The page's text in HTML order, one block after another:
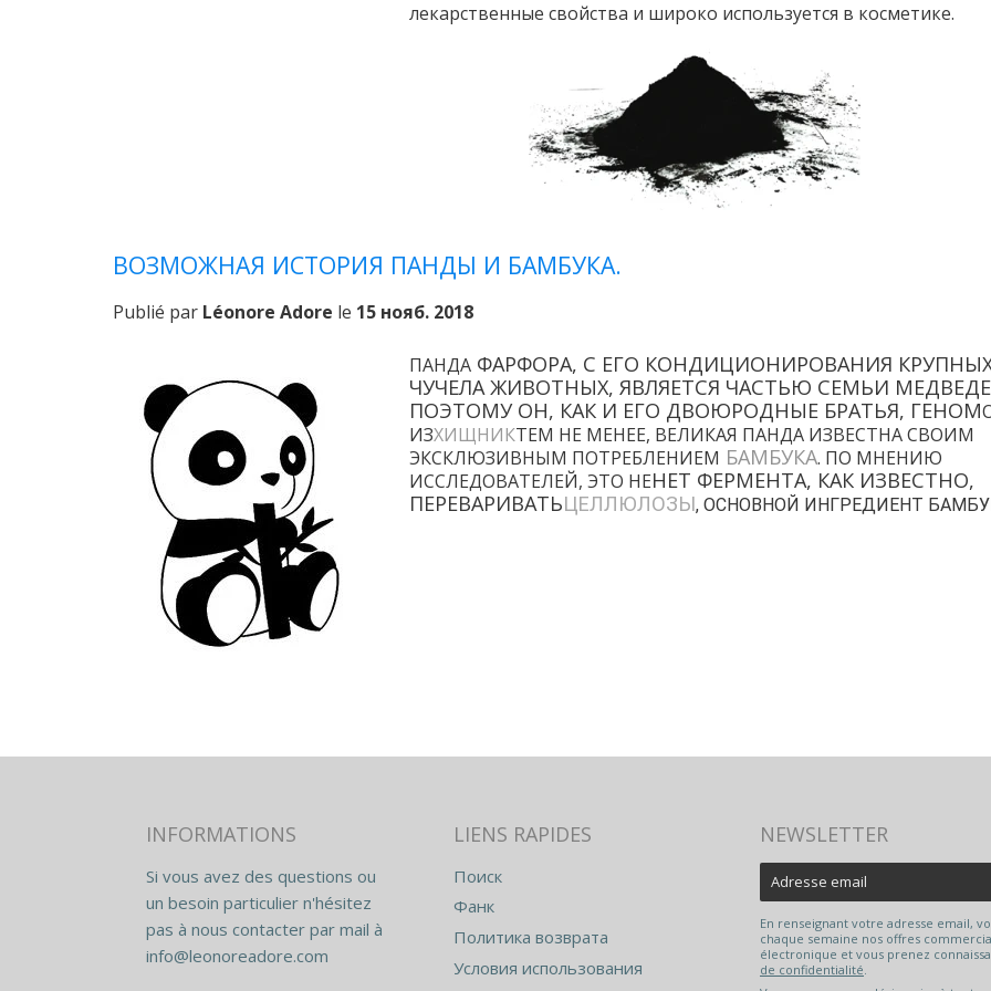
лекарственные свойства и широко используется в косметике.
ВОЗМОЖНАЯ ИСТОРИЯ ПАНДЫ И БАМБУКА.
Publié par Léonore Adore le 15 нояб. 2018
ПАНДА ФАРФОРА, С ЕГО КОНДИЦИОНИРОВАНИЯ
ЧУЧЕЛА ЖИВОТНЫХ, ЯВЛЯЕТСЯ ЧАСТЬЮ СЕМЬИ
ПОЭТОМУ ОН, КАК И ЕГО ДВОЮРОДНЫЕ БРАТЬЯ, ГЕНОМ
ИЗХИЩНИКТЕМ НЕ МЕНЕЕ, ВЕЛИКАЯ ПАНДА ИЗВЕСТНА СВОИМ
ЭКСКЛЮЗИВНЫМ ПОТРЕБЛЕНИЕМ БАМБУКА. ПО МНЕНИЮ
ИССЛЕДОВАТЕЛЕЙ, ЭТО НЕНЕТ ФЕРМЕНТА, КАК ИЗВЕСТНО,
ПЕРЕВАРИВАТЬЦЕЛЛЮЛОЗЫ, ОСНОВНОЙ ИНГРЕДИЕНТ
INFORMATIONS
Si vous avez des questions ou
un besoin particulier n'hésitez
pas à nous contacter par mail à
info@leonoreadore.com
LIENS RAPIDES
Поиск
Фанк
Политика возврата
Условия использования
NEWSLETTER
E-
mail
En renseignant votre adresse email,
chaque semaine nos offres
électronique et vous prenez
de confidentialité